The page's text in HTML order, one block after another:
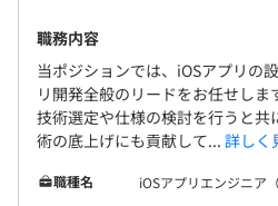
職務内容
当ポジションでは、iOSアプリの
リ開発全般のリードをお任せしま
技術選定や仕様の検討を行うと共
術の底上げにも貢献して... 詳しく
職種名
iOSアプリエンジニア